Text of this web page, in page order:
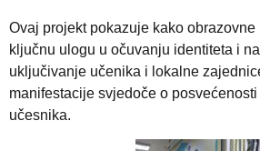
Ovaj projekt pokazuje kako
ključnu ulogu u očuvanju identiteta i
uključivanje učenika i lokalne
manifestacije svjedoče o
učesnika.